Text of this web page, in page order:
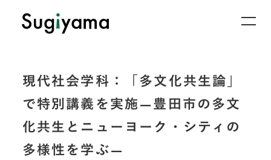
現代社会学科：「多文化共生論」
で特別講義を実施—豊田市の多文
化共生とニューヨーク・シティの
多様性を学ぶ—